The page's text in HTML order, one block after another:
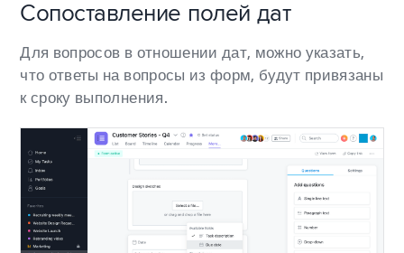
Сопоставление полей дат
Для вопросов в отношении дат, можно указать,
что ответы на вопросы из форм, будут привязаны
к сроку выполнения.